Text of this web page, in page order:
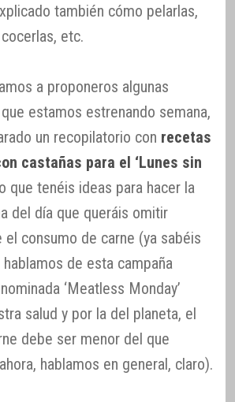
también cómo pelarlas,
etc.
a proponeros algunas
estamos estrenando semana,
un recopilatorio con recetas
castañas para el ‘Lunes sin
que tenéis ideas para hacer la
del día que queráis omitir
el consumo de carne (ya sabéis
de esta campaña
‘Meatless Monday’
salud y por la del planeta, el
debe ser menor del que
hablamos en general, claro).